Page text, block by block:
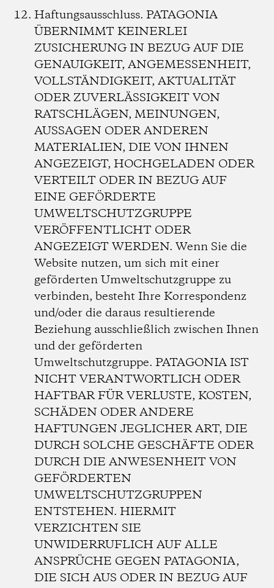
Haftungsausschluss.PATAGONIA
ÜBERNIMMT KEINERLEI
ZUSICHERUNG IN BEZUG AUF DIE
GENAUIGKEIT, ANGEMESSENHEIT,
VOLLSTÄNDIGKEIT, AKTUALITÄT
ODER ZUVERLÄSSIGKEIT VON
RATSCHLÄGEN, MEINUNGEN,
AUSSAGEN ODER ANDEREN
MATERIALIEN, DIE VON IHNEN
ANGEZEIGT, HOCHGELADEN ODER
VERTEILT ODER IN BEZUG AUF
EINE GEFÖRDERTE
UMWELTSCHUTZGRUPPE
VERÖFFENTLICHT ODER
ANGEZEIGT WERDEN. Wenn Sie die
Website nutzen, um sich mit einer
geförderten Umweltschutzgruppe zu
verbinden, besteht Ihre Korrespondenz
und/oder die daraus resultierende
Beziehung ausschließlich zwischen Ihnen
und der geförderten
Umweltschutzgruppe. PATAGONIA IST
NICHT VERANTWORTLICH ODER
HAFTBAR FÜR VERLUSTE, KOSTEN,
SCHÄDEN ODER ANDERE
HAFTUNGEN JEGLICHER ART, DIE
DURCH SOLCHE GESCHÄFTE ODER
DURCH DIE ANWESENHEIT VON
GEFÖRDERTEN
UMWELTSCHUTZGRUPPEN
ENTSTEHEN. HIERMIT
VERZICHTEN SIE
UNWIDERRUFLICH AUF ALLE
ANSPRÜCHE GEGEN PATAGONIA,
DIE SICH AUS ODER IN BEZUG AUF